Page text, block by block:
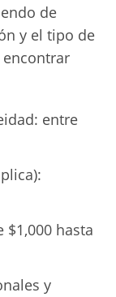
de
y el tipo de
entre
$1,000 hasta
y